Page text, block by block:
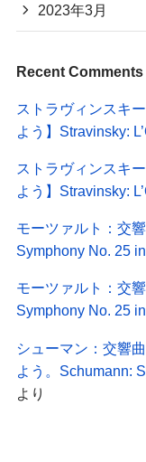
2023年3月
Recent Comments
ストラヴィンスキ
よう】Stravinsky:
ストラヴィンスキ
よう】Stravinsky:
モーツァルト：交
Symphony No. 25
モーツァルト：交
Symphony No. 25
シューマン：交響
よう。Schumann:
より